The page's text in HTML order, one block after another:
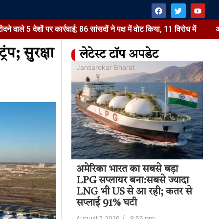
पर कार्रवाई; 86 सांसदों ने पक्ष में वोट किया, 11 विरोध में अमेरिका
सुरक्षा
लेटेस्ट टॉप अपडेट
वाला बिल
पास:रूसी तेल
पर कार्रवाई;
Jansarokar Bharat
अमेरिका भारत का सबसे बड़ा
LPG सप्लायर बना:सबसे ज्यादा
LNG भी US से आ रही; कतर से
सप्लाई 91% घटी